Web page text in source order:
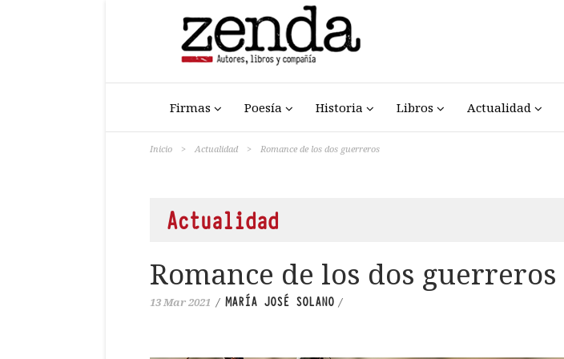
Firmas Poesía Historia Libros Actualidad
Inicio > Actualidad > Romance de los dos guerreros
Actualidad
Romance de los dos guerreros
13 Mar 2021 / MARÍA JOSÉ SOLANO /